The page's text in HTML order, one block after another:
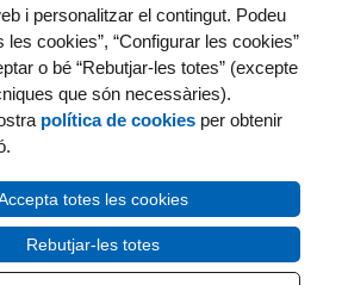
08003
32 54
i personalitzar el contingut. Podeu
les cookies”, “Configurar les cookies”
o bé “Rebutjar-les totes” (excepte
que són necessàries).
política de cookies per obtenir
totes les cookies
Rebutjar-les totes